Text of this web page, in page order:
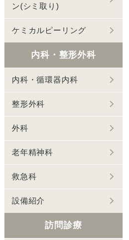
ン(シミ取り)
ケミカルピーリング
内科・整形外科
内科・循環器内科
整形外科
外科
老年精神科
救急科
設備紹介
訪問診療